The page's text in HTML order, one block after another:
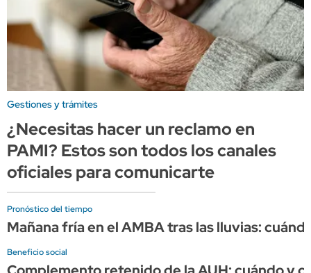
Gestiones y trámites
¿Necesitas hacer un reclamo en
PAMI? Estos son todos los canales
oficiales para comunicarte
Pronóstico del tiempo
Mañana fría en el AMBA tras las lluvias:
Beneficio social